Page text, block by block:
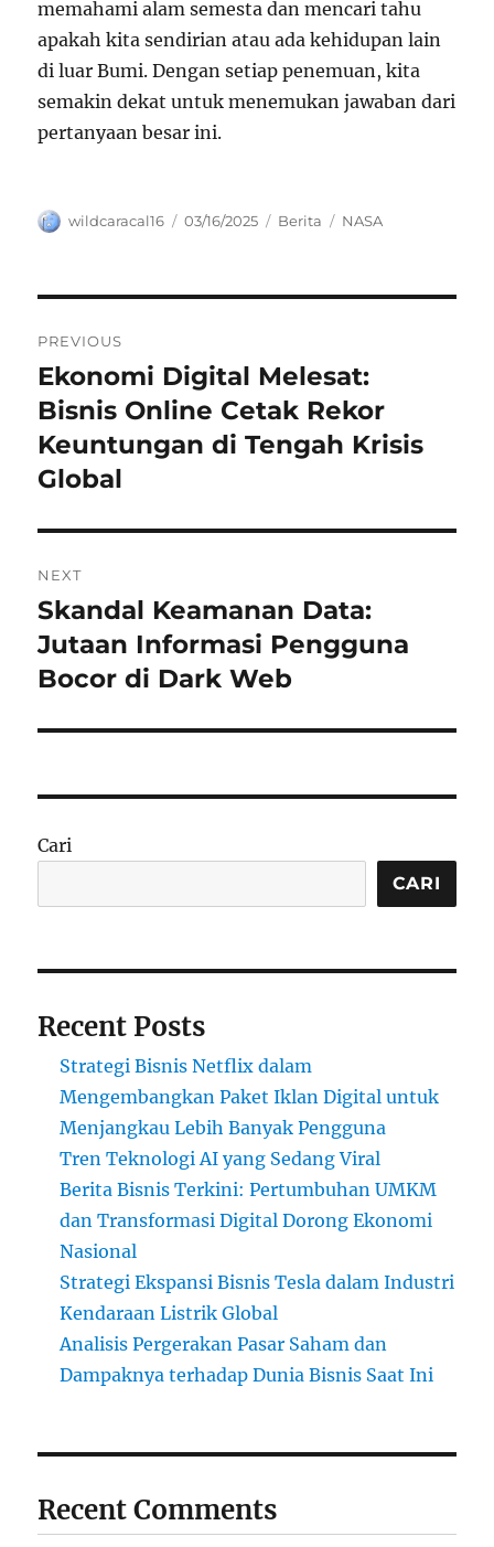
memahami alam semesta dan mencari tahu
apakah kita sendirian atau ada kehidupan lain
di luar Bumi. Dengan setiap penemuan, kita
semakin dekat untuk menemukan jawaban dari
pertanyaan besar ini.
Author
wildcaracal16
Posted
03/16/2025 Categories
Berita Tags
NASA
pos
PREVIOUS
Previous
post:
Ekonomi Digital Melesat:
Bisnis Online Cetak Rekor
Keuntungan di Tengah Krisis
Global
NEXT
Next
post:
Skandal Keamanan Data:
Jutaan Informasi Pengguna
Bocor di Dark Web
Cari
CARI
Recent Posts
Strategi Bisnis Netflix dalam
Mengembangkan Paket Iklan Digital untuk
Menjangkau Lebih Banyak Pengguna
Tren Teknologi AI yang Sedang Viral
Berita Bisnis Terkini: Pertumbuhan UMKM
dan Transformasi Digital Dorong Ekonomi
Nasional
Strategi Ekspansi Bisnis Tesla dalam Industri
Kendaraan Listrik Global
Analisis Pergerakan Pasar Saham dan
Dampaknya terhadap Dunia Bisnis Saat Ini
Recent Comments